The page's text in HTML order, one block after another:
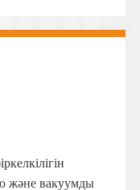
және вакуумды